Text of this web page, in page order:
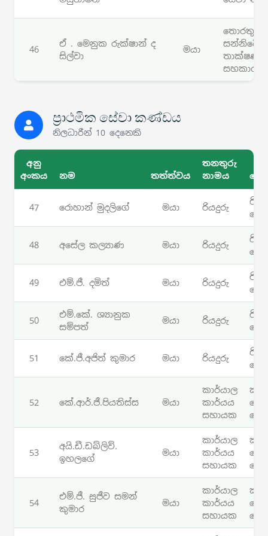
46
ඒ . මෙනුක රුක්ෂාන් ද
සිල්වා
මයා
තොරතුරු
තාක්ෂණ
සහකාර
ප්‍රාථමික සේවා කණ්ඩය
නිලධාරීන් 10 දෙනෙකි
අනු
අංකය
නම තත්ත්වය
තනතුරු
නාමය
47 රොහාන් මුදලිගේ මයා රියදුරු
48 අසේල කල්‍යාණ මයා රියදුරු
49 එම්.ජී. දමිත් මයා රියදුරු
50
එම්.කේ. ශ්‍යානුක
සම්පත්
මයා රියදුරු
51 කේ.ජී.අජිත් කුමාර මයා රියදුරු
52 කේ.ආර්.ජී.පියතිස්ස මයා
කාර්යාල
කාර්යය
සහායක
53
අයි.ඩී.ඩබ්ලිව්.
ඉහලගේ
මයා
කාර්යාල
කාර්යය
සහායක
54
එම්.ජී. සුජීව සමන්
කුමාර
මයා
කාර්යාල
කාර්යය
සහායක